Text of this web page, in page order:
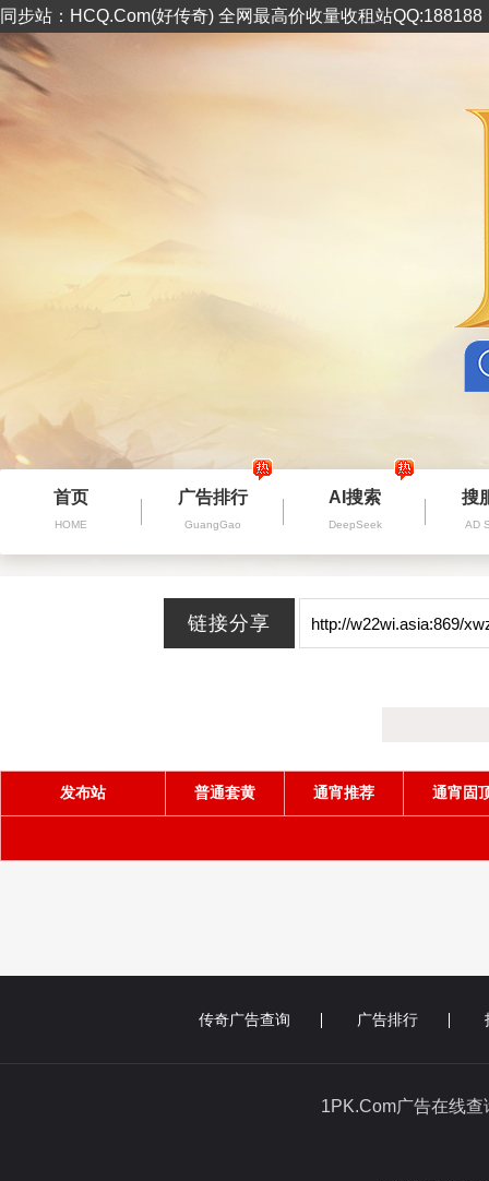
同步站：HCQ.Com(好传奇) 全网最高价收量收租站
首页
HOME
广告排行
GuangGao
AI搜索
DeepSeek
搜
AD
发布站 普通套黄 通宵推荐 通宵固
传奇广告查询 广告排行
1PK.Com广告在